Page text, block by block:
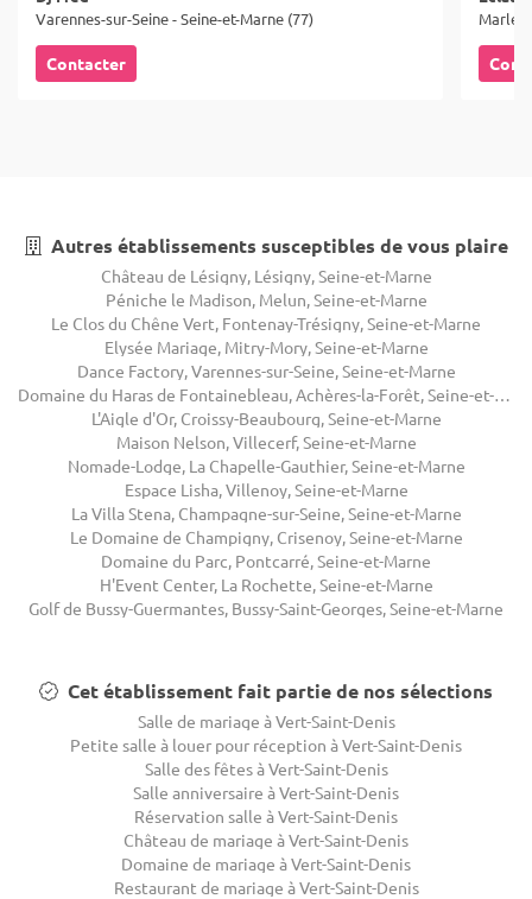
Varennes-sur-Seine - Seine-et-Marne (77)
Contacter
Autres établissements susceptibles de vous plaire
Château de Lésigny, Lésigny, Seine-et-Marne
Péniche le Madison, Melun, Seine-et-Marne
Le Clos du Chêne Vert, Fontenay-Trésigny, Seine-et-Marne
Elysée Mariage, Mitry-Mory, Seine-et-Marne
Dance Factory, Varennes-sur-Seine, Seine-et-Marne
L'Aigle d'Or, Croissy-Beaubourg, Seine-et-Marne
Maison Nelson, Villecerf, Seine-et-Marne
Nomade-Lodge, La Chapelle-Gauthier, Seine-et-Marne
Espace Lisha, Villenoy, Seine-et-Marne
La Villa Stena, Champagne-sur-Seine, Seine-et-Marne
Le Domaine de Champigny, Crisenoy, Seine-et-Marne
Domaine du Parc, Pontcarré, Seine-et-Marne
H'Event Center, La Rochette, Seine-et-Marne
Golf de Bussy-Guermantes, Bussy-Saint-Georges, Seine-et-Marne
Cet établissement fait partie de nos sélections
Salle de mariage à Vert-Saint-Denis
Petite salle à louer pour réception à Vert-Saint-Denis
Salle des fêtes à Vert-Saint-Denis
Salle anniversaire à Vert-Saint-Denis
Réservation salle à Vert-Saint-Denis
Château de mariage à Vert-Saint-Denis
Domaine de mariage à Vert-Saint-Denis
Restaurant de mariage à Vert-Saint-Denis